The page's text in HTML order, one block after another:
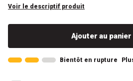
Voir le descriptif produit
Ajouter au panier
Bientôt en rupture